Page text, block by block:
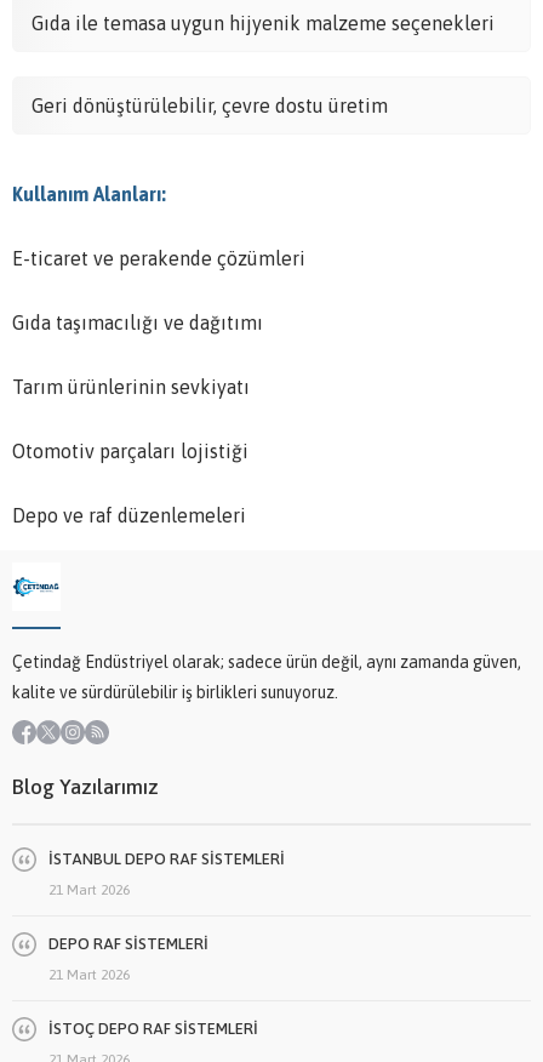
Gıda ile temasa uygun hijyenik malzeme seçenekleri
Geri dönüştürülebilir, çevre dostu üretim
Kullanım Alanları:
E-ticaret ve perakende çözümleri
Gıda taşımacılığı ve dağıtımı
Tarım ürünlerinin sevkiyatı
Otomotiv parçaları lojistiği
Depo ve raf düzenlemeleri
Çetindağ Endüstriyel olarak; sadece ürün değil, aynı zamanda güven,
kalite ve sürdürülebilir iş birlikleri sunuyoruz.
Blog Yazılarımız
İSTANBUL DEPO RAF SİSTEMLERİ
21 Mart 2026
DEPO RAF SİSTEMLERİ
21 Mart 2026
İSTOÇ DEPO RAF SİSTEMLERİ